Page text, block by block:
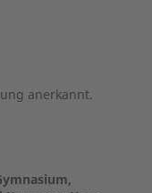
anerkannt.